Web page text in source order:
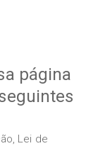
página
Lei de